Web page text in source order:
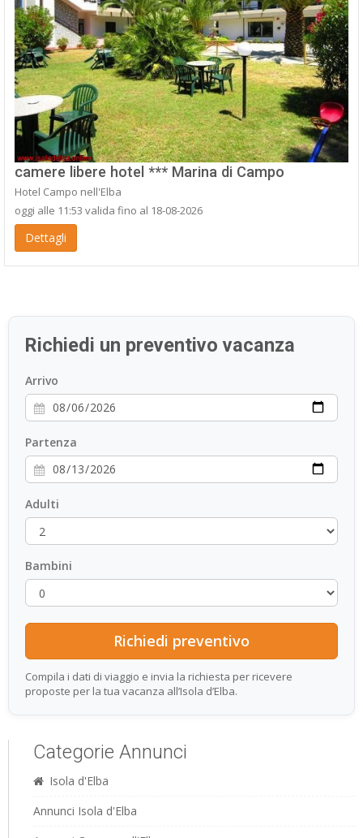
camere libere hotel *** Marina di Campo
Hotel Campo nell'Elba
oggi alle 11:53 valida fino al 18-08-2026
Dettagli
Richiedi un preventivo vacanza
Arrivo
Partenza
Adulti
Bambini
Compila i dati di viaggio e invia la richiesta per ricevere
proposte per la tua vacanza all’Isola d’Elba.
Categorie Annunci
Isola d'Elba
Annunci Isola d'Elba